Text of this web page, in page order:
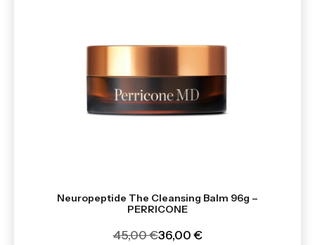
Neuropeptide The Cleansing Balm 96g –
PERRICONE
45,00 €36,00 €